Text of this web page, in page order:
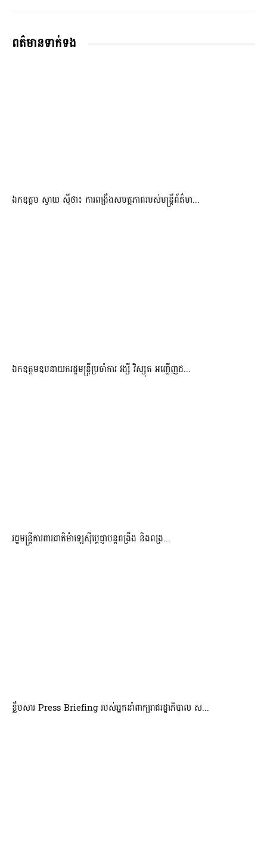
ពត៌មានទាក់ទង
ឯកឧត្តម ស្វាយ ស៊ីថា៖ ការពង្រឹងសមត្ថភាពរបស់មន្ត្រីព័ត៌មា...
ឯកឧត្តមឧបនាយករដ្ឋមន្រ្តីប្រចាំការ វង្សី វិស្សុត អញ្ជើញដ...
រដ្ឋមន្ត្រីការពារជាតិម៉ាឡេស៊ីប្ដេជ្ញាបន្តពង្រឹង និងពង្រ...
ខ្លឹមសារ Press Briefing របស់អ្នកនាំពាក្យរាជរដ្ឋាភិបាល ស...